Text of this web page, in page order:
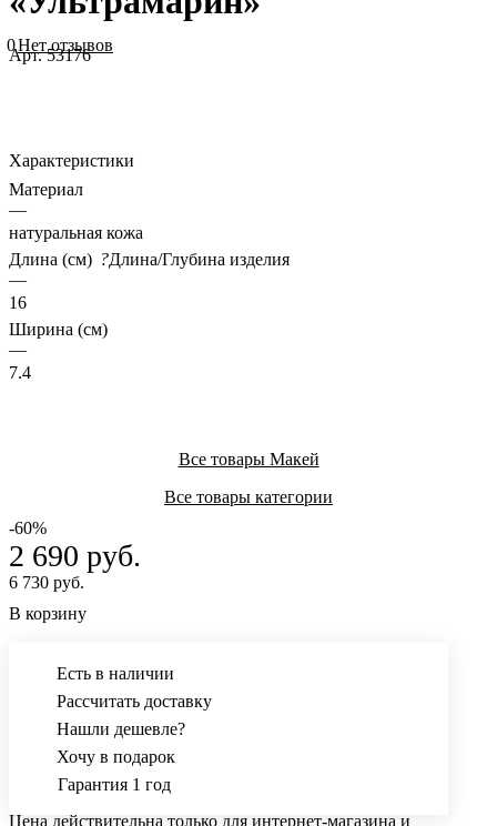
0Нет отзывов
Арт.53176
Характеристики
Материал
—
натуральная кожа
Длина (см) ?Длина/Глубина изделия
—
16
Ширина (см)
—
7.4
Все товары Макей
Все товары категории
-60%
2 690 руб.
6 730 руб.
В корзину
Есть в наличии
Рассчитать доставку
Нашли дешевле?
Хочу в подарок
Гарантия 1 год
Цена действительна только для интернет-магазина и